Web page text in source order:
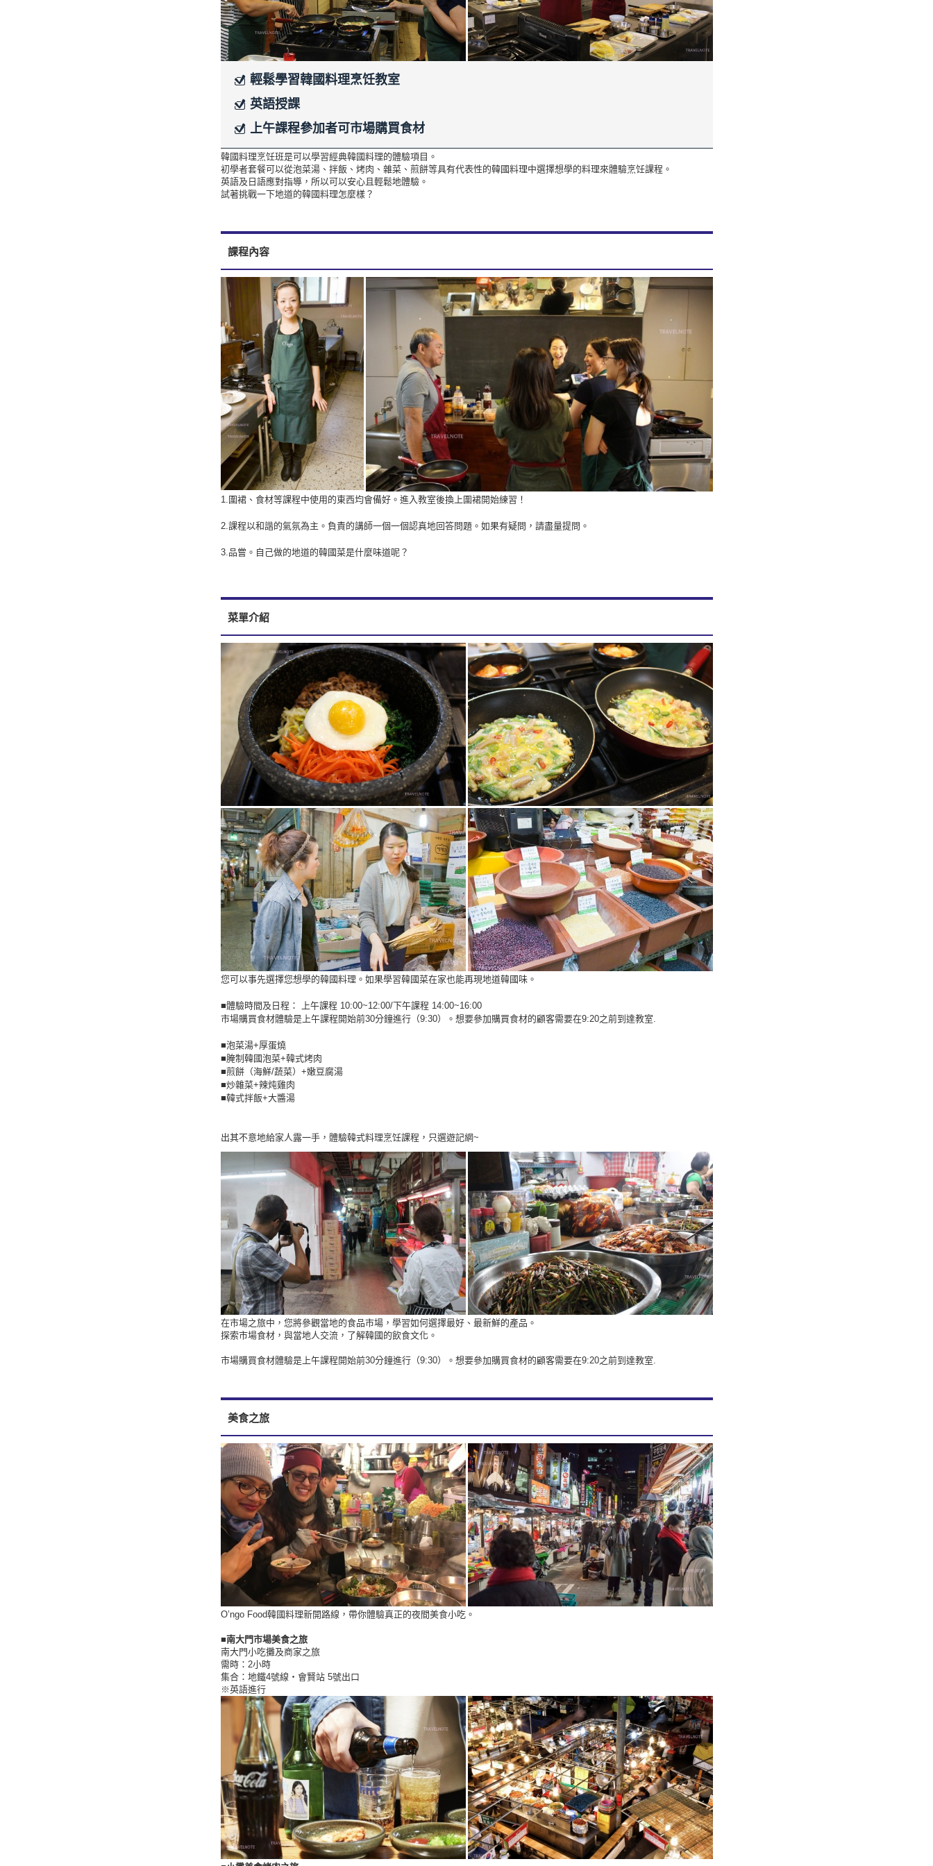
輕鬆學習韓國料理烹饪教室
英語授課
上午課程參加者可市場購買食材
韓國料理烹饪班是可以學習經典韓國料理的體驗項目。
初學者套餐可以從泡菜湯、拌飯、烤肉、雜菜、煎餅等具有代表性的韓國料理中選擇想學的料理來體驗烹饪課程。
英語及日語應對指導，所以可以安心且輕鬆地體驗。
試著挑戰一下地道的韓國料理怎麼樣？
課程內容
1.圍裙、食材等課程中使用的東西均會備好。進入教室後換上圍裙開始練習！
2.課程以和諧的氣氛為主。負責的講師一個一個認真地回答問題。如果有疑問，請盡量提問。
3.品嘗。自己做的地道的韓國菜是什麼味道呢？
菜單介紹
您可以事先選擇您想學的韓國料理。如果學習韓國菜在家也能再現地道韓國味。
■體驗時間及日程： 上午課程 10:00~12:00/下午課程 14:00~16:00
市場購買食材體驗是上午課程開始前30分鐘進行（9:30）。想要參加購買食材的顧客需要在9:20之前到達教室.
■泡菜湯+厚蛋燒
■腌制韓國泡菜+韓式烤肉
■煎餅（海鮮/蔬菜）+嫩豆腐湯
■炒雜菜+辣炖雞肉
■韓式拌飯+大醬湯
出其不意地給家人露一手，體驗韓式料理烹饪課程，只選遊記網~
在市場之旅中，您將參觀當地的食品市場，學習如何選擇最好、最新鮮的產品。
探索市場食材，與當地人交流，了解韓國的飲食文化。
市場購買食材體驗是上午課程開始前30分鐘進行（9:30）。想要參加購買食材的顧客需要在9:20之前到達教室.
美食之旅
O’ngo Food韓國料理新開路線，帶你體驗真正的夜間美食小吃。
■南大門市場美食之旅
南大門小吃攤及商家之旅
需時：2小時
集合：地鐵4號線・會賢站 5號出口
※英語進行